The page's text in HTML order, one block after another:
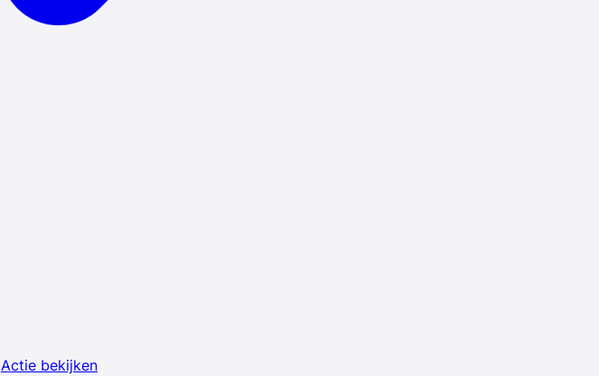
Actie bekijken